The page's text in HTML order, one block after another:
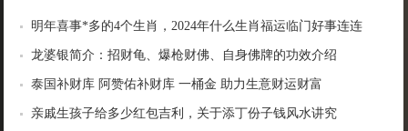
明年喜事*多的4个生肖，2024年什么生肖福运临门好事连连
龙婆银简介：招财龟、爆枪财佛、自身佛牌的功效介绍
泰国补财库 阿赞佑补财库 一桶金 助力生意财运财富
亲戚生孩子给多少红包吉利，关于添丁份子钱风水讲究